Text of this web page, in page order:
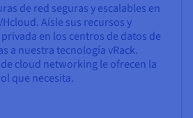
de red seguras y escalables en
Aísle sus recursos y
en los centros de datos de
a nuestra tecnología vRack.
cloud networking le ofrecen la
que necesita.